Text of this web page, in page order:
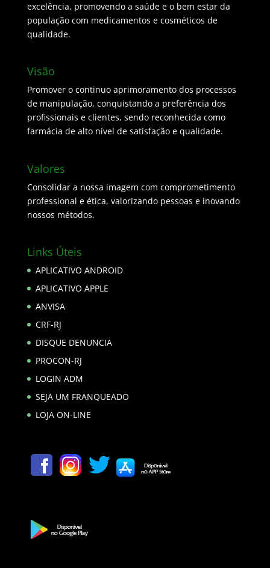
excelência, promovendo a saúde e o bem estar da
população com medicamentos e cosméticos de
qualidade.
Visão
Promover o continuo aprimoramento dos processos
de manipulação, conquistando a preferência dos
profissionais e clientes, sendo reconhecida como
farmácia de alto nível de satisfação e qualidade.
Valores
Consolidar a nossa imagem com comprometimento
professional e ética, valorizando pessoas e inovando
nossos métodos.
Links Úteis
APLICATIVO ANDROID
APLICATIVO APPLE
ANVISA
CRF-RJ
DISQUE DENUNCIA
PROCON-RJ
LOGIN ADM
SEJA UM FRANQUEADO
LOJA ON-LINE